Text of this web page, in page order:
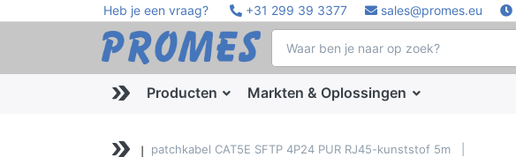
Heb je een vraag? +31 299 39 3377 sales@promes.eu
Producten Markten & Oplossingen
patchkabel CAT5E SFTP 4P24 PUR RJ45-kunststof 5m